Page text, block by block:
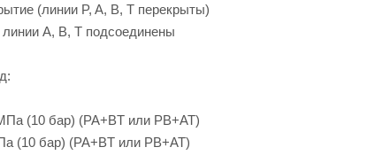
(линии P, A, B, T перекрыты)
A, B, T подсоединены
(10 бар) (PA+BT или PB+AT)
(10 бар) (PA+BT или PB+AT)